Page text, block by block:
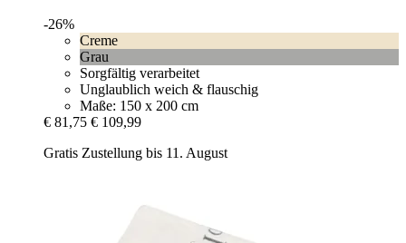
-26%
Creme
Grau
Sorgfältig verarbeitet
Unglaublich weich & flauschig
Maße: 150 x 200 cm
€ 81,75 € 109,99
Gratis Zustellung bis 11. August